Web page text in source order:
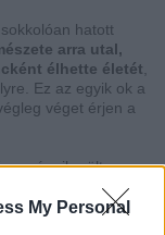
My Personal
hatott
arra utal,
élhette életét
Ez az egyik ok a
véget érjen a
már sikerült
elérjen Yulinba.
kerülhetett az